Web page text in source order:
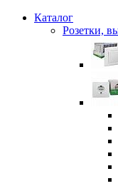
Каталог
Розетки,